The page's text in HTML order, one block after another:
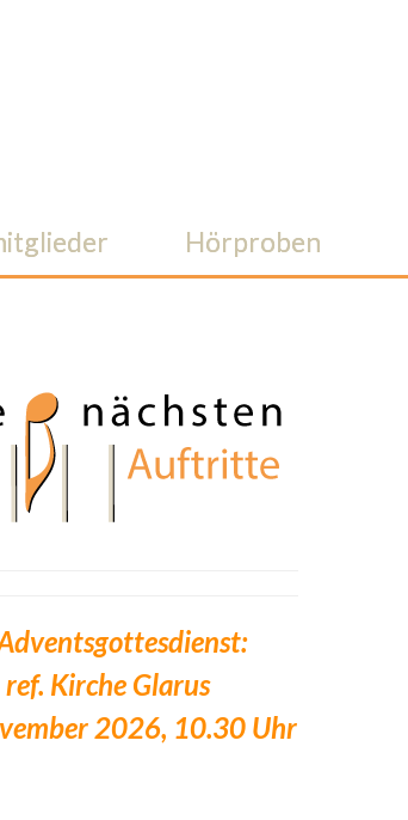
Hörproben
ref. Kirche Glarus
2026, 10.30 Uhr